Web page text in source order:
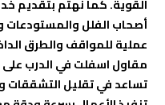
القوية. كما نهتم بتقديم
أصحاب الفلل والمستودعات
عملية للمواقف والطرق
مقاول اسفلت في الدرب على
تساعد في تقليل التشققات